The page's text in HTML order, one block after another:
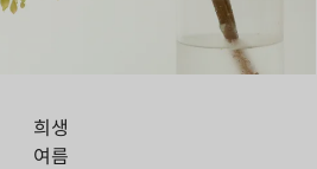
희생
여름